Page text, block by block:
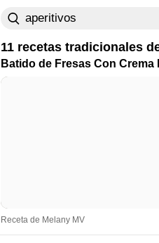
11 recetas tradicionales
Batido de Fresas Con Crema
Receta de Melany MV